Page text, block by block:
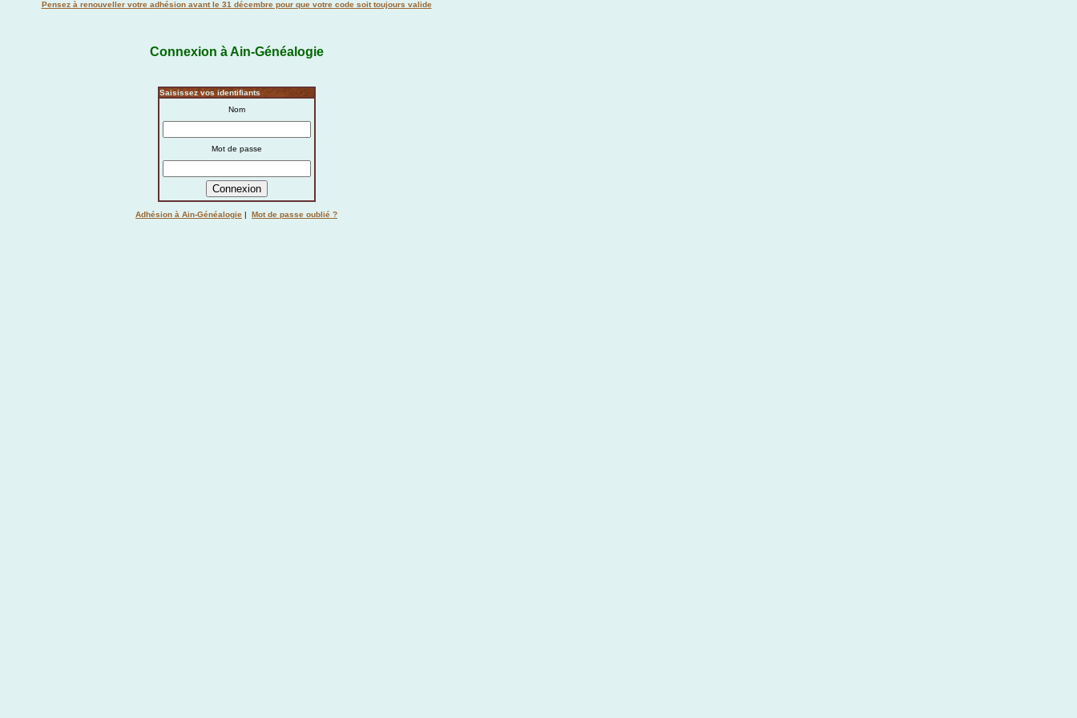
Pensez à renouveller votre adhésion avant le 31 décembre pour que votre code soit toujours valide
Connexion à Ain-Généalogie
Saisissez vos identifiants
Nom
Mot de passe
Adhésion à Ain-Généalogie | Mot de passe oublié ?